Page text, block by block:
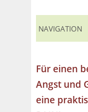
Für einen
Angst und
eine